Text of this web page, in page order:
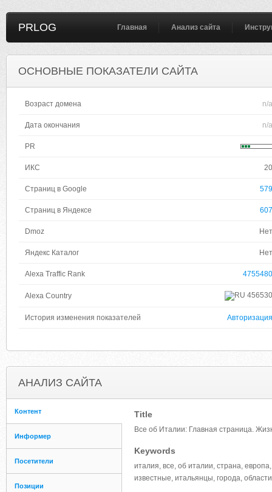
PRLOG Главная Анализ сайта
ОСНОВНЫЕ ПОКАЗАТЕЛИ САЙТА
Возраст домена n/a
Дата окончания n/a
PR
ИКС 20
Страниц в Google 579
Страниц в Яндексе 607
Dmoz Нет
Яндекс Каталог Нет
Alexa Traffic Rank 4755480
Alexa Country 456530
История изменения показателей Авторизация
АНАЛИЗ САЙТА
Контент
Информер
Посетители
Позиции
Title
Все об Италии: Главная страница.
Keywords
италия, все, об италии, страна,
известные, итальянцы, города,